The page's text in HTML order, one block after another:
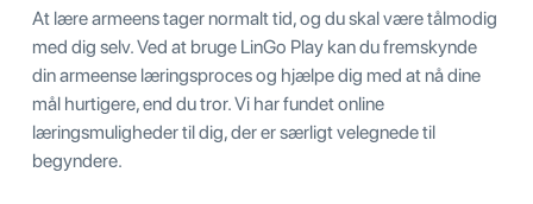
At lære armeens tager normalt tid, og du skal være tålmodig
med dig selv. Ved at bruge LinGo Play kan du fremskynde
din armeense læringsproces og hjælpe dig med at nå dine
mål hurtigere, end du tror. Vi har fundet online
læringsmuligheder til dig, der er særligt velegnede til
begyndere.